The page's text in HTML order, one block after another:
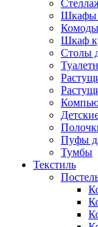
Шкафы
Комоды
Шкаф
Столы
Пуфы
Тумбы
Текстиль